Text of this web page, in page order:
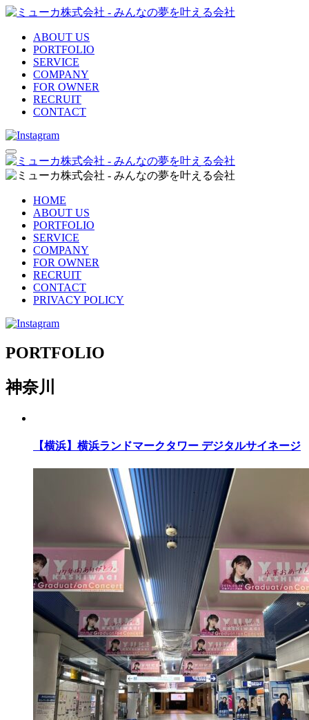
ABOUT US
PORTFOLIO
SERVICE
COMPANY
FOR OWNER
RECRUIT
CONTACT
HOME
ABOUT US
PORTFOLIO
SERVICE
COMPANY
FOR OWNER
RECRUIT
CONTACT
PRIVACY POLICY
PORTFOLIO
神奈川
【横浜】横浜ランドマークタワー デジタルサイネージ